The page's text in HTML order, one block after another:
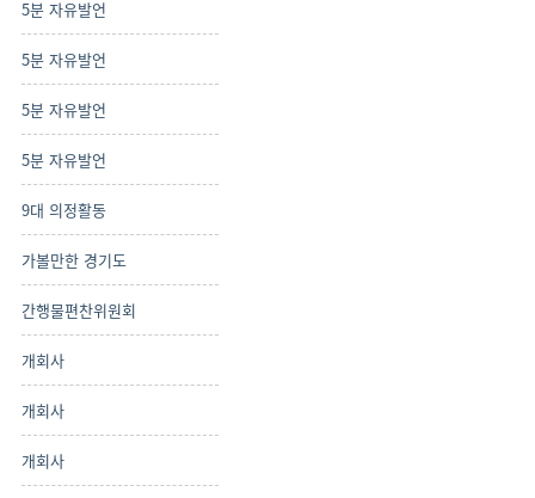
5분 자유발언
5분 자유발언
5분 자유발언
5분 자유발언
9대 의정활동
가볼만한 경기도
간행물편찬위원회
개회사
개회사
개회사